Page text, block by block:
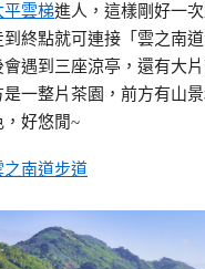
平雲梯進人，這樣剛好一
到終點就可連接「雲之南
遇到三座涼亭，還有大
是一整片茶園，前方有山
好悠閒~
之南道步道